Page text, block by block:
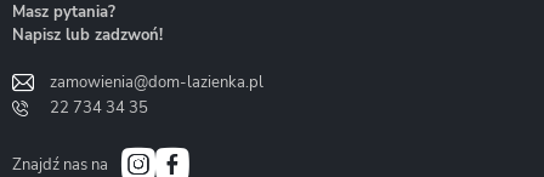
Bath&Spa
Masz pytania?
Napisz lub zadzwoń!
zamowienia@dom-lazienka.pl
22 734 34 35
Znajdź nas na